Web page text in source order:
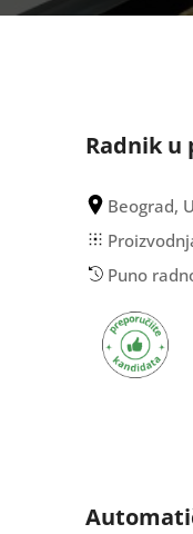
Radnik u
Beograd,
Puno